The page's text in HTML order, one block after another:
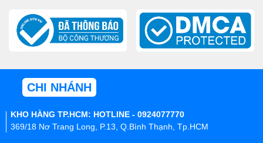
CHI NHÁNH
KHO HÀNG TP.HCM: HOTLINE - 0924077770
369/18 Nơ Trang Long, P.13, Q.Bình Thạnh, Tp.HCM